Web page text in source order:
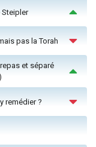
Steipler
pas la Torah
et séparé
remédier ?